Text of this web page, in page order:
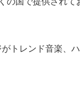
トレンド音楽、